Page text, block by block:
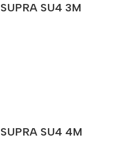
SU4 3M
SU4 4M